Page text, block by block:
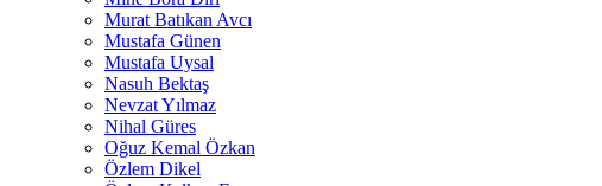
Murat Batıkan Avcı
Mustafa Günen
Mustafa Uysal
Nasuh Bektaş
Nevzat Yılmaz
Nihal Güres
Oğuz Kemal Özkan
Özlem Dikel